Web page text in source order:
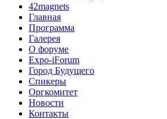
42magnets
Главная
Программа
Галерея
О форуме
Expo-iForum
Город Будущего
Спикеры
Оргкомитет
Новости
Контакты